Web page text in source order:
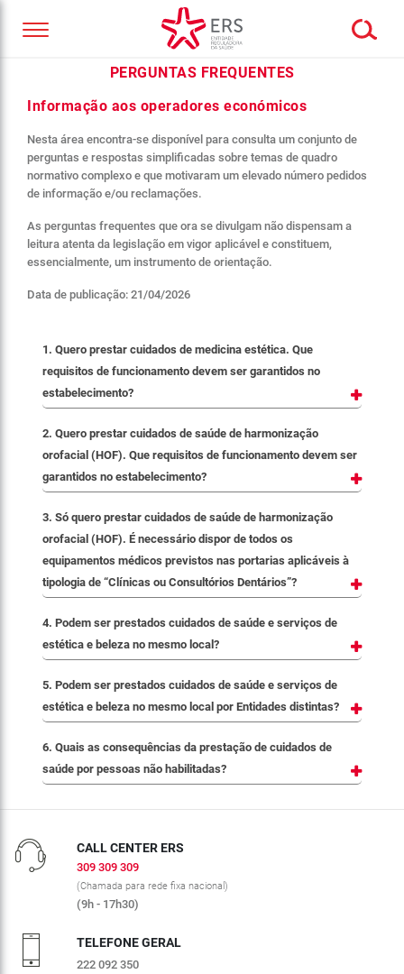
PERGUNTAS FREQUENTES
Informação aos operadores económicos
Nesta área encontra-se disponível para consulta um conjunto de
perguntas e respostas simplificadas sobre temas de quadro
normativo complexo e que motivaram um elevado número pedidos
de informação e/ou reclamações.
As perguntas frequentes que ora se divulgam não dispensam a
leitura atenta da legislação em vigor aplicável e constituem,
essencialmente, um instrumento de orientação.
Data de publicação: 21/04/2026
1. Quero prestar cuidados de medicina estética. Que
requisitos de funcionamento devem ser garantidos no
estabelecimento?
2. Quero prestar cuidados de saúde de harmonização
orofacial (HOF). Que requisitos de funcionamento devem ser
garantidos no estabelecimento?
3. Só quero prestar cuidados de saúde de harmonização
orofacial (HOF). É necessário dispor de todos os
equipamentos médicos previstos nas portarias aplicáveis à
tipologia de “Clínicas ou Consultórios Dentários”?
4. Podem ser prestados cuidados de saúde e serviços de
estética e beleza no mesmo local?
5. Podem ser prestados cuidados de saúde e serviços de
estética e beleza no mesmo local por Entidades distintas?
6. Quais as consequências da prestação de cuidados de
saúde por pessoas não habilitadas?
CALL CENTER ERS
309 309 309
(Chamada para rede fixa nacional)
(9h - 17h30)
TELEFONE GERAL
222 092 350